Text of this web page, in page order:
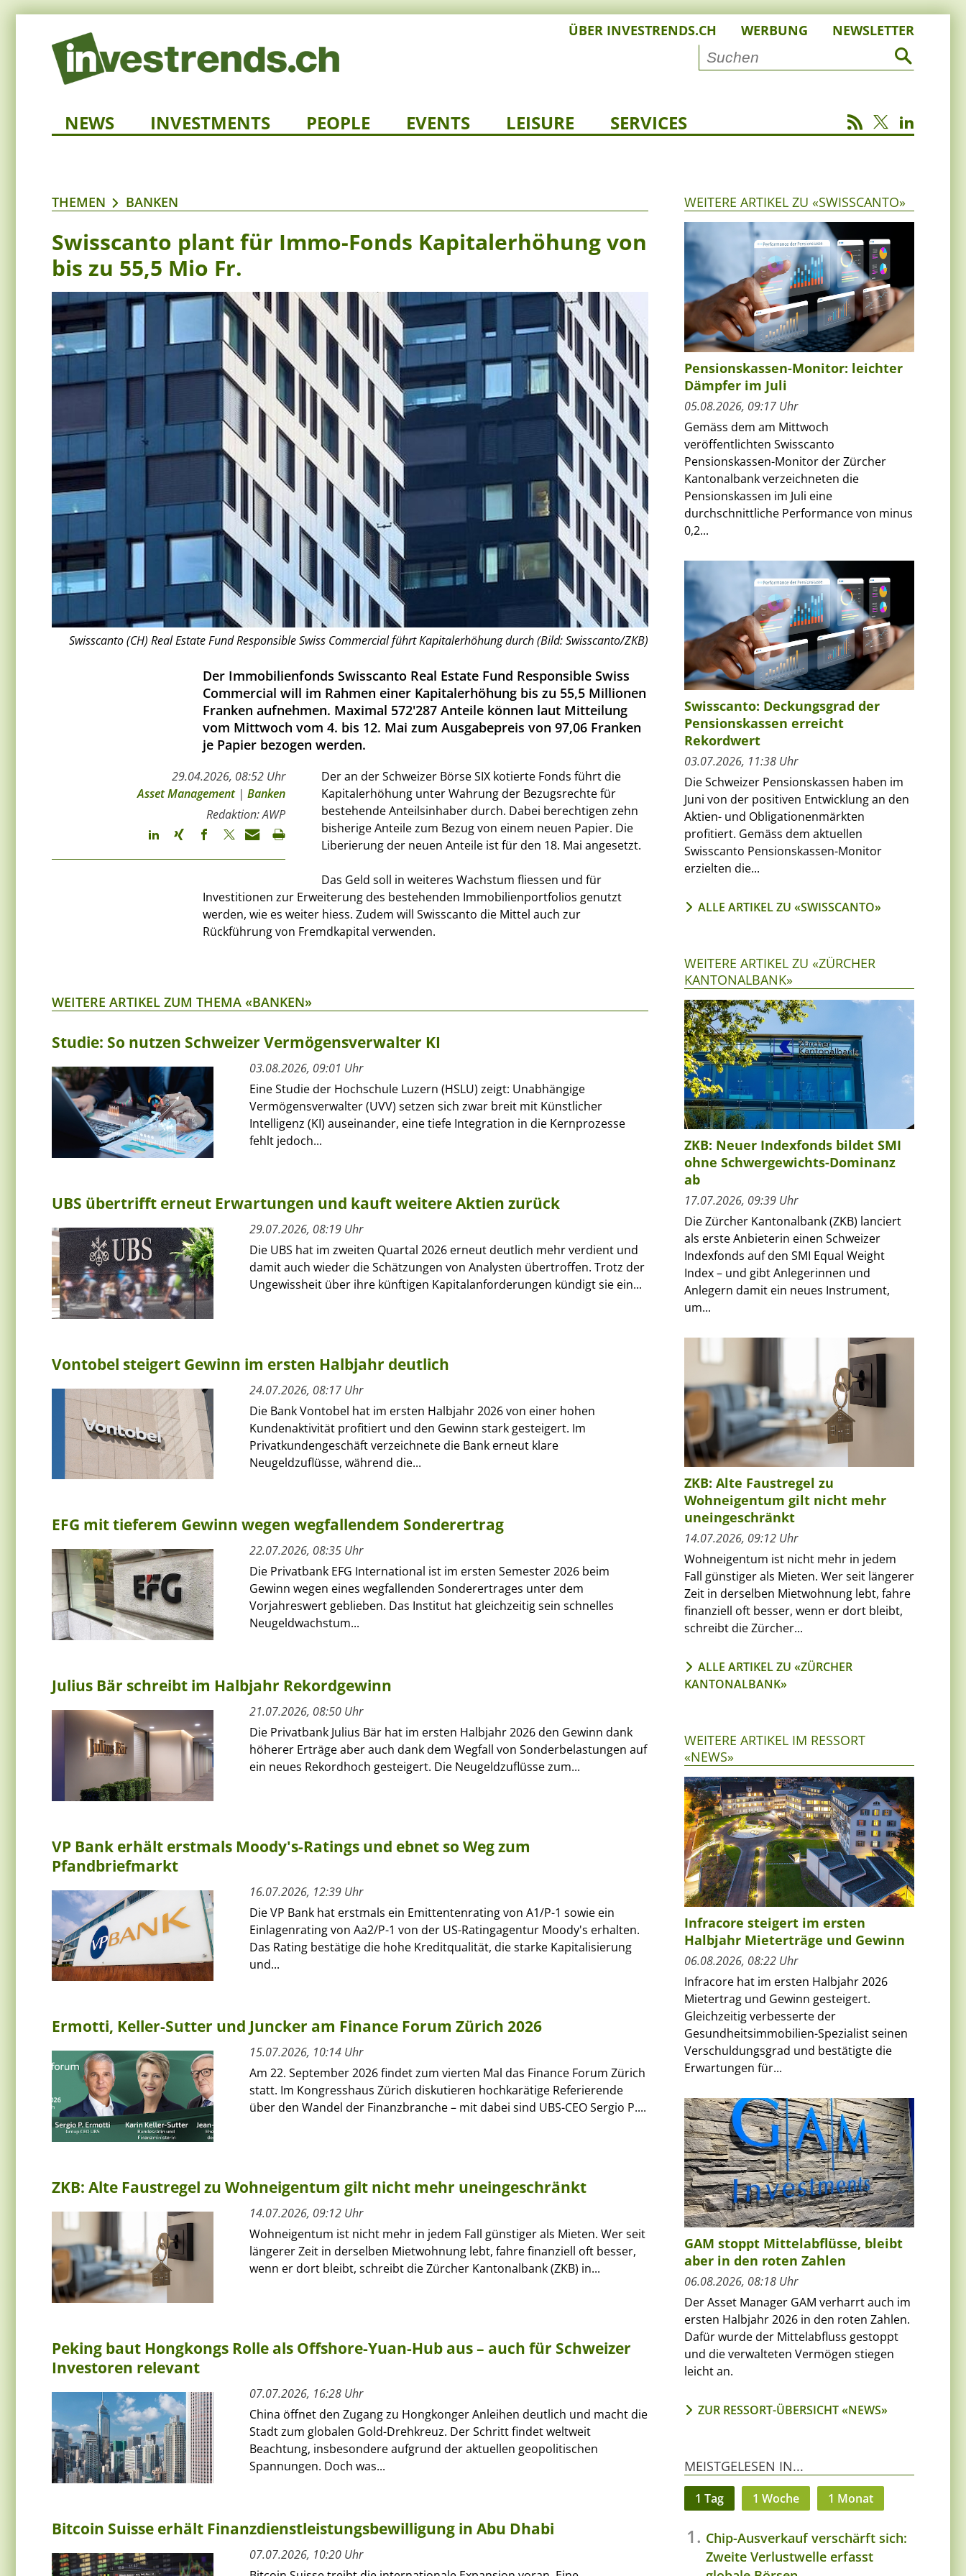
ÜBER INVESTRENDS.CH WERBUNG NEWSLETTER
NEWS INVESTMENTS PEOPLE EVENTS LEISURE SERVICES
THEMEN BANKEN
Swisscanto plant für Immo-Fonds Kapitalerhöhung von
bis zu 55,5 Mio Fr.
Swisscanto (CH) Real Estate Fund Responsible Swiss Commercial führt Kapitalerhöhung durch (Bild: Swisscanto/ZKB)
Der Immobilienfonds Swisscanto Real Estate Fund Responsible Swiss
Commercial will im Rahmen einer Kapitalerhöhung bis zu 55,5 Millionen
Franken aufnehmen. Maximal 572'287 Anteile können laut Mitteilung
vom Mittwoch vom 4. bis 12. Mai zum Ausgabepreis von 97,06 Franken
je Papier bezogen werden.
29.04.2026, 08:52 Uhr
Asset Management| Banken
Redaktion: AWP
Der an der Schweizer Börse SIX kotierte Fonds führt die
Kapitalerhöhung unter Wahrung der Bezugsrechte für
bestehende Anteilsinhaber durch. Dabei berechtigen zehn
bisherige Anteile zum Bezug von einem neuen Papier. Die
Liberierung der neuen Anteile ist für den 18. Mai angesetzt.
Das Geld soll in weiteres Wachstum fliessen und für
Investitionen zur Erweiterung des bestehenden Immobilienportfolios genutzt
werden, wie es weiter hiess. Zudem will Swisscanto die Mittel auch zur
Rückführung von Fremdkapital verwenden.
WEITERE ARTIKEL ZUM THEMA «BANKEN»
Studie: So nutzen Schweizer Vermögensverwalter KI
03.08.2026, 09:01 Uhr
Eine Studie der Hochschule Luzern (HSLU) zeigt: Unabhängige
Vermögensverwalter (UVV) setzen sich zwar breit mit Künstlicher
Intelligenz (KI) auseinander, eine tiefe Integration in die Kernprozesse
fehlt jedoch...
UBS übertrifft erneut Erwartungen und kauft weitere Aktien zurück
29.07.2026, 08:19 Uhr
Die UBS hat im zweiten Quartal 2026 erneut deutlich mehr verdient und
damit auch wieder die Schätzungen von Analysten übertroffen. Trotz der
Ungewissheit über ihre künftigen Kapitalanforderungen kündigt sie ein...
Vontobel steigert Gewinn im ersten Halbjahr deutlich
24.07.2026, 08:17 Uhr
Die Bank Vontobel hat im ersten Halbjahr 2026 von einer hohen
Kundenaktivität profitiert und den Gewinn stark gesteigert. Im
Privatkundengeschäft verzeichnete die Bank erneut klare
Neugeldzuflüsse, während die...
EFG mit tieferem Gewinn wegen wegfallendem Sonderertrag
22.07.2026, 08:35 Uhr
Die Privatbank EFG International ist im ersten Semester 2026 beim
Gewinn wegen eines wegfallenden Sonderertrages unter dem
Vorjahreswert geblieben. Das Institut hat gleichzeitig sein schnelles
Neugeldwachstum...
Julius Bär schreibt im Halbjahr Rekordgewinn
21.07.2026, 08:50 Uhr
Die Privatbank Julius Bär hat im ersten Halbjahr 2026 den Gewinn dank
höherer Erträge aber auch dank dem Wegfall von Sonderbelastungen auf
ein neues Rekordhoch gesteigert. Die Neugeldzuflüsse zum...
VP Bank erhält erstmals Moody's-Ratings und ebnet so Weg zum
Pfandbriefmarkt
16.07.2026, 12:39 Uhr
Die VP Bank hat erstmals ein Emittentenrating von A1/P-1 sowie ein
Einlagenrating von Aa2/P-1 von der US-Ratingagentur Moody's erhalten.
Das Rating bestätige die hohe Kreditqualität, die starke Kapitalisierung
und...
Ermotti, Keller-Sutter und Juncker am Finance Forum Zürich 2026
15.07.2026, 10:14 Uhr
Am 22. September 2026 findet zum vierten Mal das Finance Forum Zürich
statt. Im Kongresshaus Zürich diskutieren hochkarätige Referierende
über den Wandel der Finanzbranche – mit dabei sind UBS-CEO Sergio P....
ZKB: Alte Faustregel zu Wohneigentum gilt nicht mehr uneingeschränkt
14.07.2026, 09:12 Uhr
Wohneigentum ist nicht mehr in jedem Fall günstiger als Mieten. Wer seit
längerer Zeit in derselben Mietwohnung lebt, fahre finanziell oft besser,
wenn er dort bleibt, schreibt die Zürcher Kantonalbank (ZKB) in...
Peking baut Hongkongs Rolle als Offshore-Yuan-Hub aus – auch für Schweizer
Investoren relevant
07.07.2026, 16:28 Uhr
China öffnet den Zugang zu Hongkonger Anleihen deutlich und macht die
Stadt zum globalen Gold-Drehkreuz. Der Schritt findet weltweit
Beachtung, insbesondere aufgrund der aktuellen geopolitischen
Spannungen. Doch was...
Bitcoin Suisse erhält Finanzdienstleistungsbewilligung in Abu Dhabi
07.07.2026, 10:20 Uhr
WEITERE ARTIKEL ZU «SWISSCANTO»
Pensionskassen-Monitor: leichter
Dämpfer im Juli
05.08.2026, 09:17 Uhr
Gemäss dem am Mittwoch
veröffentlichten Swisscanto
Pensionskassen-Monitor der Zürcher
Kantonalbank verzeichneten die
Pensionskassen im Juli eine
durchschnittliche Performance von minus
0,2...
Swisscanto: Deckungsgrad der
Pensionskassen erreicht
Rekordwert
03.07.2026, 11:38 Uhr
Die Schweizer Pensionskassen haben im
Juni von der positiven Entwicklung an den
Aktien- und Obligationenmärkten
profitiert. Gemäss dem aktuellen
Swisscanto Pensionskassen-Monitor
erzielten die...
ALLE ARTIKEL ZU «SWISSCANTO»
WEITERE ARTIKEL ZU «ZÜRCHER
KANTONALBANK»
ZKB: Neuer Indexfonds bildet SMI
ohne Schwergewichts-Dominanz
ab
17.07.2026, 09:39 Uhr
Die Zürcher Kantonalbank (ZKB) lanciert
als erste Anbieterin einen Schweizer
Indexfonds auf den SMI Equal Weight
Index – und gibt Anlegerinnen und
Anlegern damit ein neues Instrument,
um...
ZKB: Alte Faustregel zu
Wohneigentum gilt nicht mehr
uneingeschränkt
14.07.2026, 09:12 Uhr
Wohneigentum ist nicht mehr in jedem
Fall günstiger als Mieten. Wer seit längerer
Zeit in derselben Mietwohnung lebt, fahre
finanziell oft besser, wenn er dort bleibt,
schreibt die Zürcher...
ALLE ARTIKEL ZU «ZÜRCHER
KANTONALBANK»
WEITERE ARTIKEL IM RESSORT
«NEWS»
Infracore steigert im ersten
Halbjahr Mieterträge und Gewinn
06.08.2026, 08:22 Uhr
Infracore hat im ersten Halbjahr 2026
Mietertrag und Gewinn gesteigert.
Gleichzeitig verbesserte der
Gesundheitsimmobilien-Spezialist seinen
Verschuldungsgrad und bestätigte die
Erwartungen für...
GAM stoppt Mittelabflüsse, bleibt
aber in den roten Zahlen
06.08.2026, 08:18 Uhr
Der Asset Manager GAM verharrt auch im
ersten Halbjahr 2026 in den roten Zahlen.
Dafür wurde der Mittelabfluss gestoppt
und die verwalteten Vermögen stiegen
leicht an.
ZUR RESSORT-ÜBERSICHT «NEWS»
MEISTGELESEN IN...
1 Tag 1 Woche 1 Monat
Chip-Ausverkauf verschärft sich:
Zweite Verlustwelle erfasst